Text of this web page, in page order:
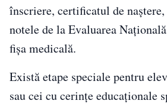
înscriere, certificatul de
notele de la Evaluarea
fișa medicală.
Există etape speciale pentru
sau cei cu cerințe educaționale